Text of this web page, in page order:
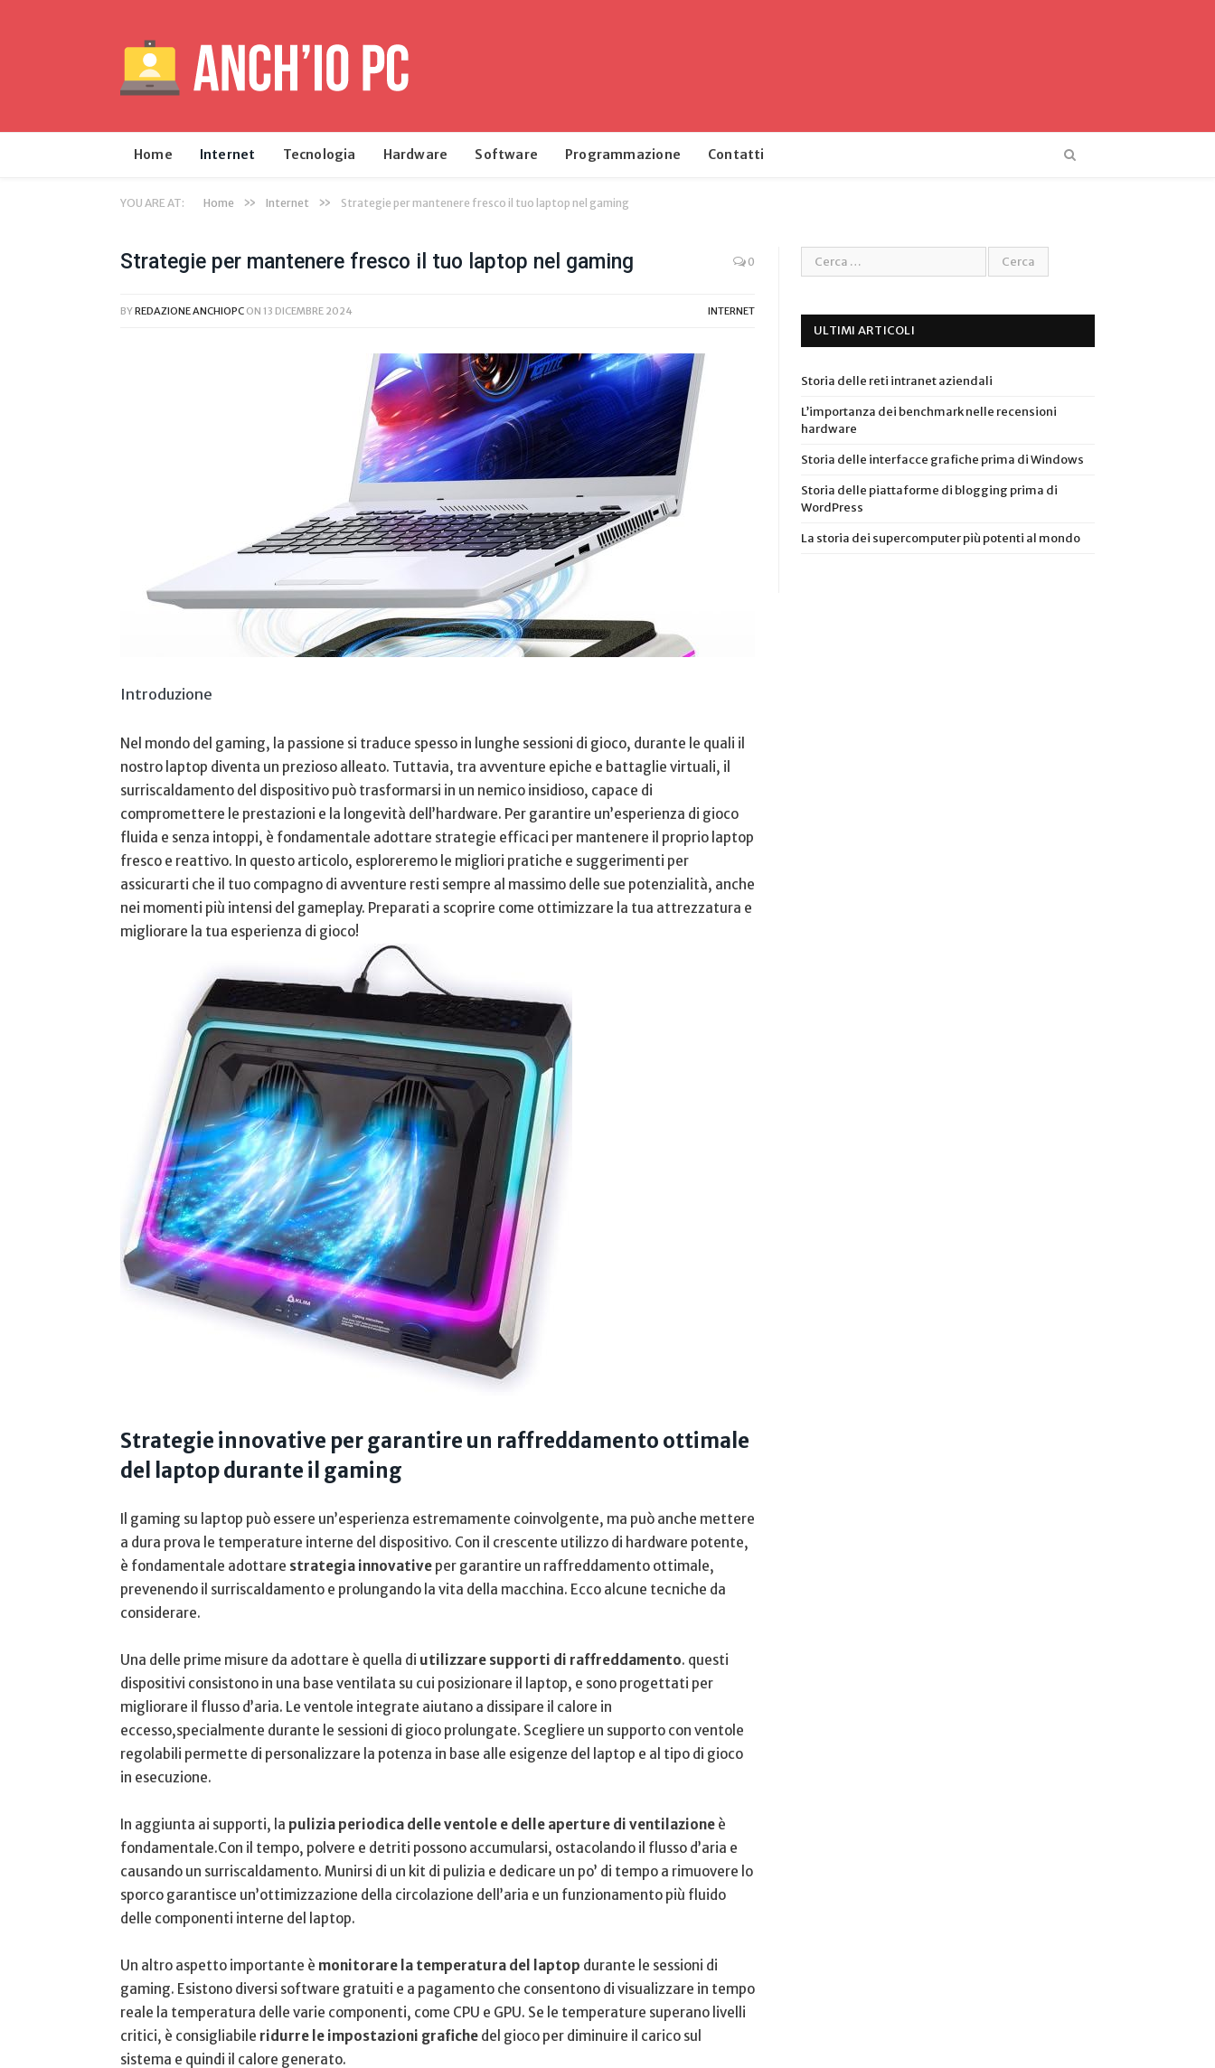
Home Internet Tecnologia Hardware Software Programmazione Contatti
YOU ARE AT: Home » Internet » Strategie per mantenere fresco il tuo laptop nel gaming
Strategie per mantenere fresco il tuo laptop nel gaming 0
BYREDAZIONE ANCHIOPC ON 13 DICEMBRE 2024 INTERNET
Introduzione
Nel mondo del gaming, la passione si traduce spesso in lunghe sessioni di gioco, durante le quali ‍il
nostro laptop diventa un prezioso alleato. Tuttavia, tra⁣ avventure epiche e battaglie‌ virtuali, il⁤
surriscaldamento del dispositivo⁤ può trasformarsi in un nemico ‌insidioso,‍ capace di
compromettere le prestazioni e la longevità dell’hardware. Per⁤ garantire un’esperienza di gioco
fluida e senza ⁢intoppi, è fondamentale adottare strategie efficaci per mantenere il proprio ‌laptop
fresco e reattivo. In questo articolo, esploreremo‌ le migliori pratiche e suggerimenti per⁢
assicurarti ‍che il tuo compagno di ⁣avventure resti sempre al massimo delle sue‌ potenzialità, anche
⁤nei momenti‌ più ⁣intensi del gameplay.⁣ Preparati a ⁢scoprire come ottimizzare la tua attrezzatura e
migliorare ⁤la‌ tua esperienza di gioco!
Strategie innovative per garantire⁣ un raffreddamento ottimale⁣
del laptop durante il⁢ gaming
Il gaming su laptop può essere un’esperienza estremamente coinvolgente, ma può anche mettere
a dura prova le temperature interne del⁢ dispositivo. Con il crescente⁢ utilizzo di hardware potente,
è fondamentale adottare strategia innovative per garantire un raffreddamento ottimale,
prevenendo il surriscaldamento ⁣e prolungando⁤ la vita della⁤ macchina. ⁢Ecco alcune tecniche da
considerare.
Una delle prime misure ⁤da‌ adottare‌ è quella di utilizzare supporti di raffreddamento. questi
dispositivi consistono in una base ventilata su cui posizionare il laptop, e sono ⁤progettati per
migliorare il flusso ⁢d’aria. Le ventole integrate aiutano a dissipare il calore in
eccesso,specialmente durante le sessioni di gioco prolungate. Scegliere un supporto con ventole
regolabili permette di personalizzare la potenza in base alle⁣ esigenze del ⁢laptop e al tipo di gioco
in esecuzione.
In aggiunta ai supporti, la pulizia periodica delle ventole ‌e delle ‌aperture‌ di ventilazione è
fondamentale.Con il tempo, polvere e detriti possono accumularsi, ostacolando il flusso d’aria e
⁢causando un surriscaldamento. Munirsi di un kit di⁤ pulizia⁢ e dedicare un po’ di ⁣tempo a rimuovere lo
sporco garantisce un’ottimizzazione della⁤ circolazione dell’aria e un funzionamento più fluido
delle componenti⁢ interne del‍ laptop.
Un altro ‍aspetto importante è monitorare la temperatura del laptop durante le sessioni di
gaming.⁤ Esistono diversi ​software gratuiti e⁤ a pagamento ‍che consentono ⁢di visualizzare in tempo
‌reale la temperatura delle varie componenti, come CPU e GPU. Se le temperature ​superano livelli
critici, è consigliabile ridurre⁢ le impostazioni grafiche del gioco ‍per diminuire‌ il carico sul
sistema e quindi il calore generato.
ULTIMI ARTICOLI
Storia delle reti intranet aziendali
L’importanza dei benchmark nelle recensioni
hardware
Storia delle interfacce grafiche prima di Windows
Storia delle piattaforme di blogging prima di
WordPress
La storia dei supercomputer più potenti al mondo